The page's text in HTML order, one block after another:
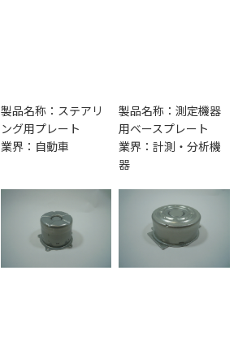
製品名称：ステアリ
ング用プレート
業界：自動車
製品名称：測定機器
用ベースプレート
業界：計測・分析機
器